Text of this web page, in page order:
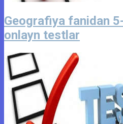
Geografiya fanidan
onlayn testlar